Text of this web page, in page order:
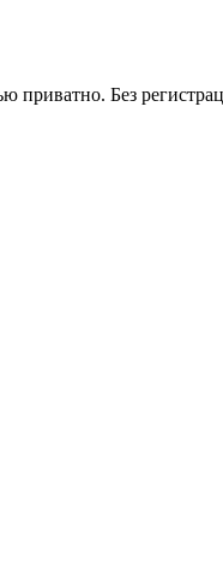
Без